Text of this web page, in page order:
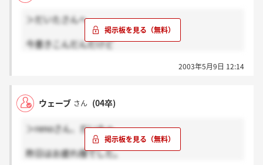
＞だいたさんへ
今書きこんだんだけど
ごめんね
だいたさん
2003年5月9日 12:14
ウェーブ さん (04卒)
＞renoさん、だいたへ
昨日はお疲れ様でした。